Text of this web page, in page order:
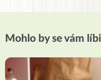
Mohlo by se vám